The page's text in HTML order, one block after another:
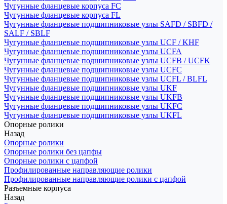
Чугунные фланцевые корпуса FC
Чугунные фланцевые корпуса FL
Чугунные фланцевые подшипниковые узлы SAFD / SBFD /
SALF / SBLF
Чугунные фланцевые подшипниковые узлы UCF / KHF
Чугунные фланцевые подшипниковые узлы UCFA
Чугунные фланцевые подшипниковые узлы UCFB / UCFK
Чугунные фланцевые подшипниковые узлы UCFC
Чугунные фланцевые подшипниковые узлы UCFL / BLFL
Чугунные фланцевые подшипниковые узлы UKF
Чугунные фланцевые подшипниковые узлы UKFB
Чугунные фланцевые подшипниковые узлы UKFC
Чугунные фланцевые подшипниковые узлы UKFL
Опорные ролики
Назад
Опорные ролики
Опорные ролики без цапфы
Опорные ролики с цапфой
Профилированные направляющие ролики
Профилированные направляющие ролики с цапфой
Разъемные корпуса
Назад